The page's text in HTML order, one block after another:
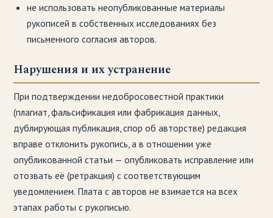
не использовать неопубликованные материалы
рукописей в собственных исследованиях без
письменного согласия авторов.
Нарушения и их устранение
При подтверждении недобросовестной практики
(плагиат, фальсификация или фабрикация данных,
дублирующая публикация, спор об авторстве) редакция
вправе отклонить рукопись, а в отношении уже
опубликованной статьи — опубликовать исправление или
отозвать её (ретракция) с соответствующим
уведомлением. Плата с авторов не взимается на всех
этапах работы с рукописью.